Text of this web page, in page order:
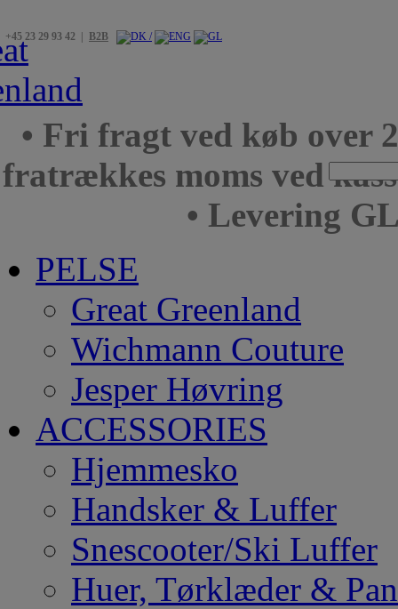
+45 23 29 93 42 | B2B
• Fri fragt ved køb over
fratrækkes moms ved
• Levering
PELSE
Great Greenland
Wichmann Couture
Jesper Høvring
ACCESSORIES
Hjemmesko
Handsker & Luffer
Snescooter/Ski Luffer
Huer, Tørklæder &